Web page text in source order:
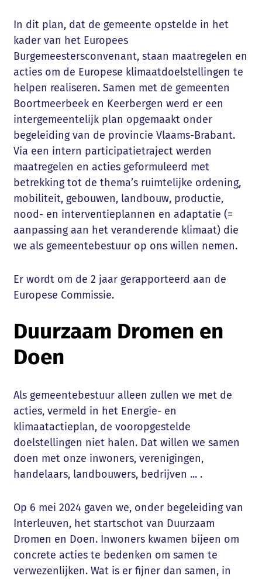
In dit plan, dat de gemeente opstelde in het
kader van het Europees
Burgemeestersconvenant, staan maatregelen en
acties om de Europese klimaatdoelstellingen te
helpen realiseren. Samen met de gemeenten
Boortmeerbeek en Keerbergen werd er een
intergemeentelijk plan opgemaakt onder
begeleiding van de provincie Vlaams-Brabant.
Via een intern participatietraject werden
maatregelen en acties geformuleerd met
betrekking tot de thema’s ruimtelijke ordening,
mobiliteit, gebouwen, landbouw, productie,
nood- en interventieplannen en adaptatie (=
aanpassing aan het veranderende klimaat) die
we als gemeentebestuur op ons willen nemen.
Er wordt om de 2 jaar gerapporteerd aan de
Europese Commissie.
Duurzaam Dromen en
Doen
Als gemeentebestuur alleen zullen we met de
acties, vermeld in het Energie- en
klimaatactieplan, de vooropgestelde
doelstellingen niet halen. Dat willen we samen
doen met onze inwoners, verenigingen,
handelaars, landbouwers, bedrijven ... .
Op 6 mei 2024 gaven we, onder begeleiding van
Interleuven, het startschot van Duurzaam
Dromen en Doen. Inwoners kwamen bijeen om
concrete acties te bedenken om samen te
verwezenlijken. Wat is er fijner dan samen, in